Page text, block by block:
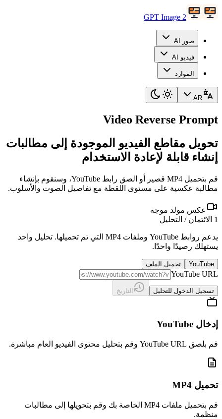
GPT Image 2
صور AI
فيديو AI
الموارد
AR
Video Reverse Prompt
تحويل مقاطع الفيديو الموجودة إلى مطالبات
إنشاء قابلة لإعادة الاستخدام
قم بتحميل MP4 قصير أو الصق رابط YouTube، وسنقوم بإنشاء
مطالبة عكسية على مستوى اللقطة مع تفاصيل الصوت والأسلوب.
عكس مولد موجه
1 الائتمان / التحليل
يدعم روابط YouTube وملفات MP4 التي تم تحميلها. تحليل واحد
يستهلك رصيدًا واحدًا.
YouTube تحميل الملف
YouTube URL
تسجيل الدخول للتحليل التاريخ
إدخال YouTube
قم بلصق YouTube URL وقم بتحليل محتوى الفيديو العام مباشرة.
تحميل MP4
قم بتحميل ملفات MP4 الخاصة بك وقم بتحويلها إلى مطالبات
منظمة.